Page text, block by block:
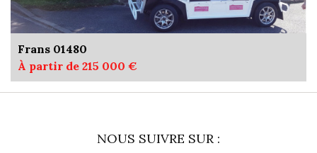
Frans 01480
À partir de 215 000 €
NOUS SUIVRE SUR :